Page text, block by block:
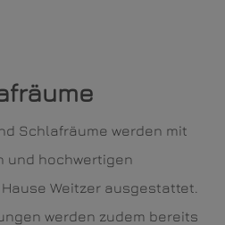
Schlafräume werden mit
und hochwertigen
Weitzer ausgestattet.
werden zudem bereits